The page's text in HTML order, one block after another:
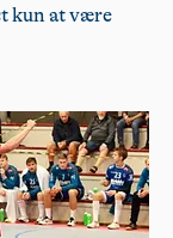
kun at være